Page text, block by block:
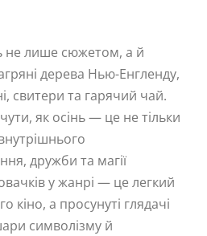
не лише сюжетом, а й
дерева Нью-Енгленду,
свитери та гарячий чай.
як осінь — це не тільки
дружби та магії
у жанрі — це легкий
кіно, а просунуті глядачі
символізму й